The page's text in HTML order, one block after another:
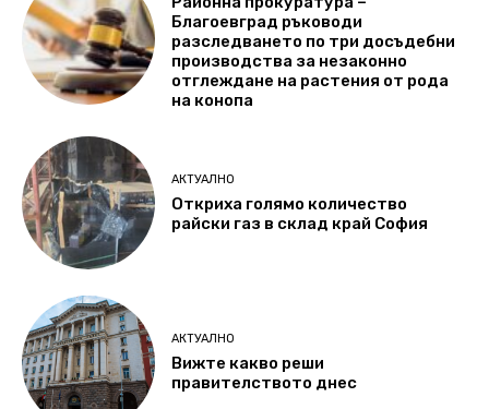
Благоевград ръководи
разследването по три досъдебни
производства за незаконно
отглеждане на растения от рода
на конопа
АКТУАЛНО
Откриха голямо количество
райски газ в склад край София
АКТУАЛНО
Вижте какво реши
правителството днес